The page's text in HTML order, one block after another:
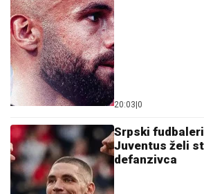
20:03 0
Srpski
Juventus želi
defanzivca